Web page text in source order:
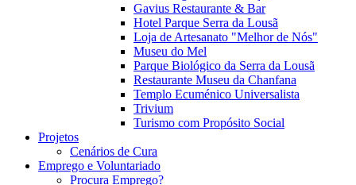
Gavius Restaurante & Bar
Hotel Parque Serra da Lousã
Loja de Artesanato "Melhor de Nós"
Museu do Mel
Parque Biológico da Serra da Lousã
Restaurante Museu da Chanfana
Templo Ecuménico Universalista
Trivium
Turismo com Propósito Social
Projetos
Cenários de Cura
Emprego e Voluntariado
Procura Emprego?